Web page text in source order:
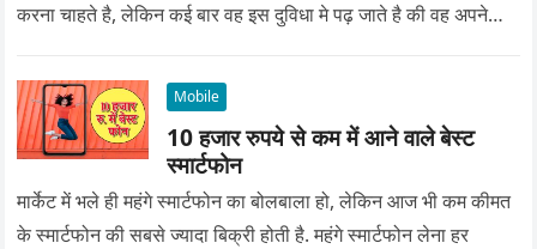
करना चाहते है, लेकिन कई बार वह इस दुविधा मे पढ़ जाते है की वह अपने
Mobile
10 हजार रुपये से कम में आने वाले बेस्ट
स्मार्टफोन
मार्केट में भले ही महंगे स्मार्टफोन का बोलबाला हो, लेकिन आज भी कम कीमत
के स्मार्टफोन की सबसे ज्यादा बिक्री होती है. महंगे स्मार्टफोन लेना हर